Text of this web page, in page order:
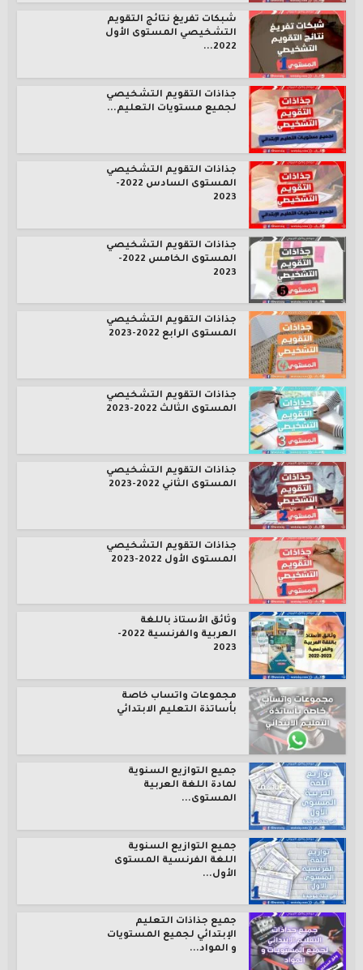
شبكات تفريغ نتائج التقويم
التشخيصي المستوى الأول
2022...
جذاذات التقويم التشخيصي
لجميع مستويات التعليم...
جذاذات التقويم التشخيصي
المستوى السادس 2022-
2023
جذاذات التقويم التشخيصي
المستوى الخامس 2022-
2023
جذاذات التقويم التشخيصي
المستوى الرابع 2022-2023
جذاذات التقويم التشخيصي
المستوى الثالث 2022-2023
جذاذات التقويم التشخيصي
المستوى الثاني 2022-2023
جذاذات التقويم التشخيصي
المستوى الأول 2022-2023
وثائق الأستاذ باللغة
العربية والفرنسية 2022-
2023
مجموعات واتساب خاصة
بأساتذة التعليم الابتدائي
جميع التوازيع السنوية
لمادة اللغة العربية
المستوى...
جميع التوازيع السنوية
اللغة الفرنسية المستوى
الأول...
جميع جذاذات التعليم
الإبتدائي لجميع المستويات
و المواد...